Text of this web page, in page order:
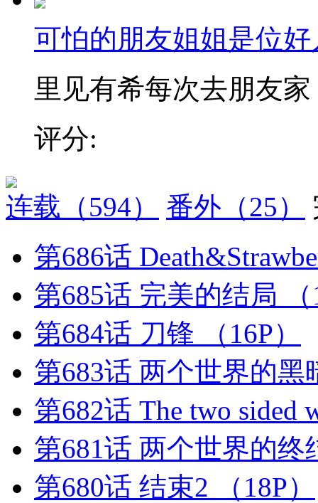
可怕的朋友姐姐是位好
里见有希每次去朋友家
评分:
连载 （594） 番外 （25）
第686话
第685话 完美的结局
第684话 刀锋
（16P）
第683话 两个世界的
第682话 The two sided
第681话 两个世界的
第680话 结束2
（18P）